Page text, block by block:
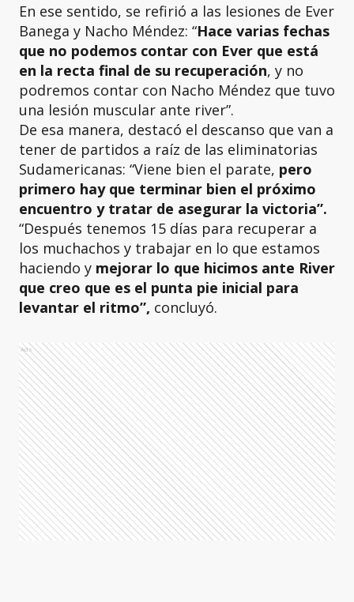
En ese sentido, se refirió a las lesiones de Ever
Banega y Nacho Méndez: “Hace varias fechas
que no podemos contar con Ever que está
en la recta final de su recuperación, y no
podremos contar con Nacho Méndez que tuvo
una lesión muscular ante river”.
De esa manera, destacó el descanso que van a
tener de partidos a raíz de las eliminatorias
Sudamericanas: “Viene bien el parate, pero
primero hay que terminar bien el próximo
encuentro y tratar de asegurar la victoria”.
“Después tenemos 15 días para recuperar a
los muchachos y trabajar en lo que estamos
haciendo y mejorar lo que hicimos ante River
que creo que es el punta pie inicial para
levantar el ritmo”, concluyó.
Ads